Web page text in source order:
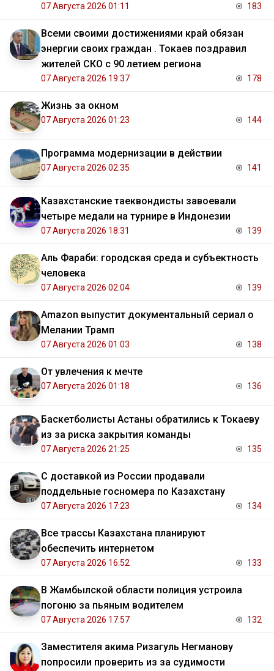
07 Августа 2026 01:11 183
Всеми своими достижениями край обязан
энергии своих граждан . Токаев поздравил
жителей СКО с 90 летием региона
07 Августа 2026 19:37 178
Жизнь за окном
07 Августа 2026 01:23 144
Программа модернизации в действии
07 Августа 2026 02:35 141
Казахстанские таеквондисты завоевали
четыре медали на турнире в Индонезии
07 Августа 2026 18:31 139
Аль Фараби: городская среда и субъектность
человека
07 Августа 2026 02:04 139
Amazon выпустит документальный сериал о
Мелании Трамп
07 Августа 2026 01:03 138
От увлечения к мечте
07 Августа 2026 01:18 136
Баскетболисты Астаны обратились к Токаеву
из за риска закрытия команды
07 Августа 2026 21:25 135
С доставкой из России продавали
поддельные госномера по Казахстану
07 Августа 2026 17:23 134
Все трассы Казахстана планируют
обеспечить интернетом
07 Августа 2026 16:52 133
В Жамбылской области полиция устроила
погоню за пьяным водителем
07 Августа 2026 17:57 132
Заместителя акима Ризагуль Негманову
попросили проверить из за судимости